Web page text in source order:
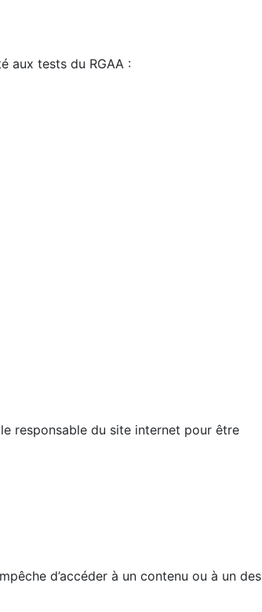
aux tests du RGAA :
responsable du site internet pour être
d’accéder à un contenu ou à un des